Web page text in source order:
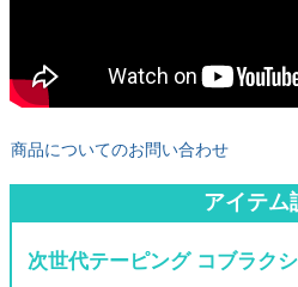
アイテム
次世代テーピング コブラク
商品についてのお問い合わせ